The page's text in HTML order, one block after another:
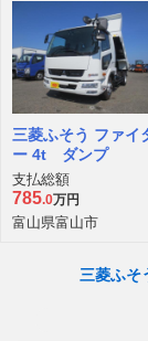
三菱ふそう ファイ
ー 4t ダンプ
支払総額
785.0万円
富山県富山市
三菱ふそ